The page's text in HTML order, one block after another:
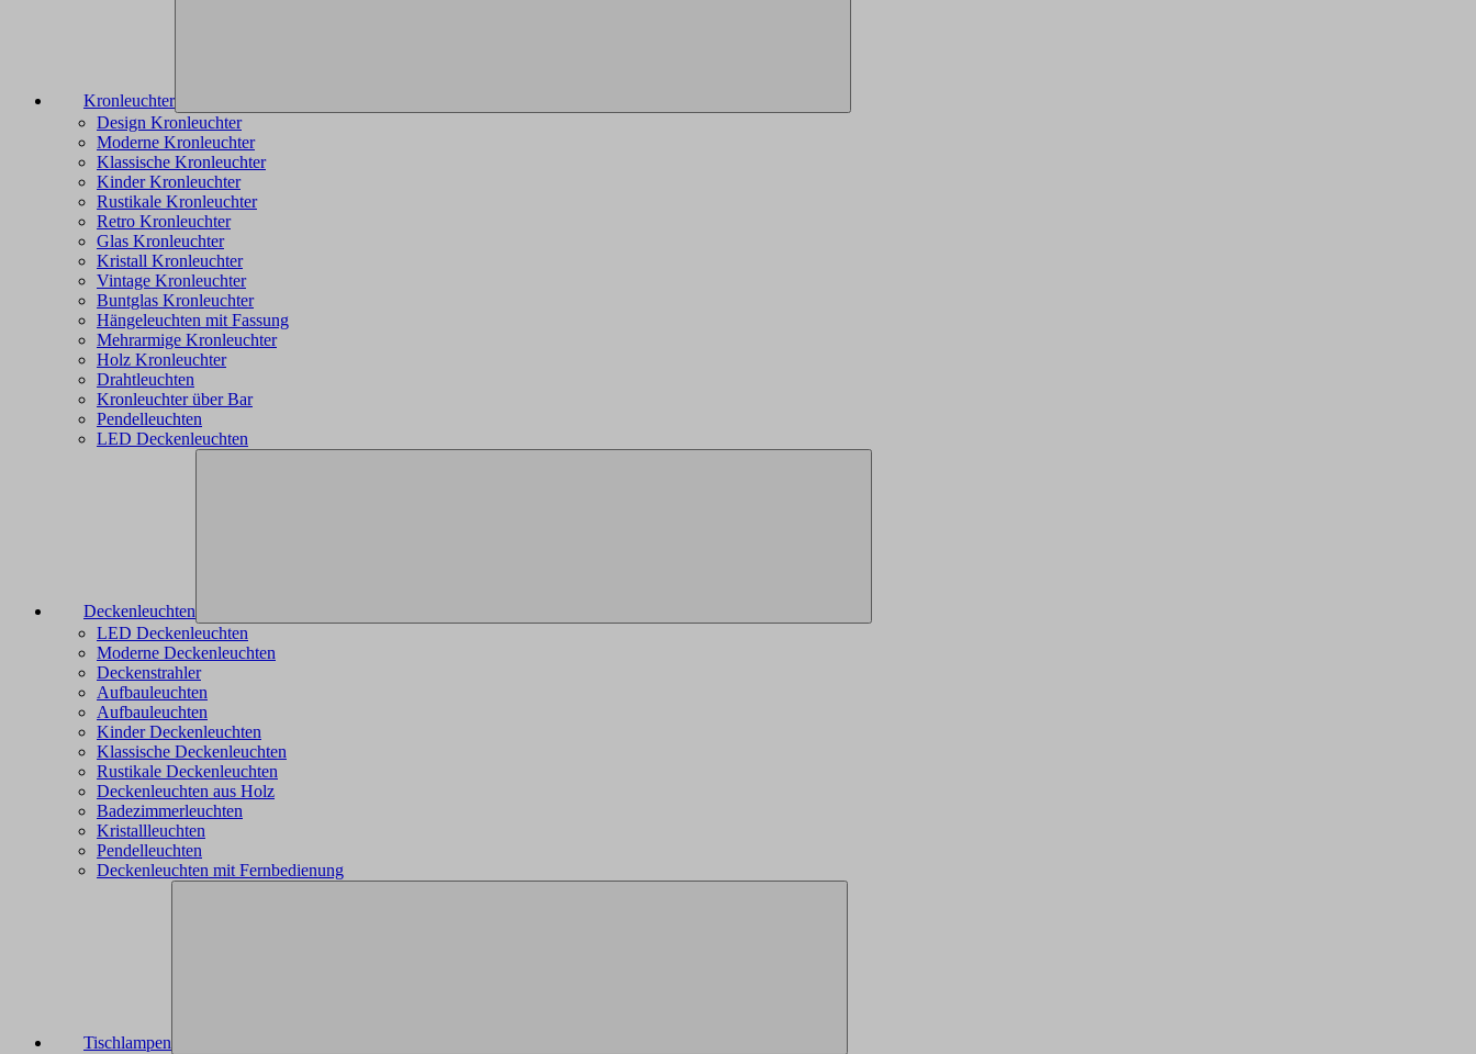
Kronleuchter
Design Kronleuchter
Moderne Kronleuchter
Klassische Kronleuchter
Kinder Kronleuchter
Rustikale Kronleuchter
Retro Kronleuchter
Glas Kronleuchter
Kristall Kronleuchter
Vintage Kronleuchter
Buntglas Kronleuchter
Hängeleuchten mit Fassung
Mehrarmige Kronleuchter
Holz Kronleuchter
Drahtleuchten
Kronleuchter über Bar
Pendelleuchten
LED Deckenleuchten
Deckenleuchten
LED Deckenleuchten
Moderne Deckenleuchten
Deckenstrahler
Aufbauleuchten
Aufbauleuchten
Kinder Deckenleuchten
Klassische Deckenleuchten
Rustikale Deckenleuchten
Deckenleuchten aus Holz
Badezimmerleuchten
Kristallleuchten
Pendelleuchten
Deckenleuchten mit Fernbedienung
Tischlampen